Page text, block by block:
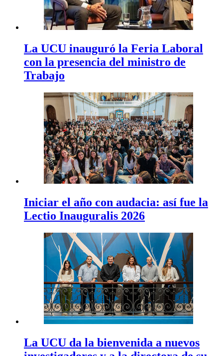
La UCU inauguró la Feria Laboral
con la presencia del ministro de
Trabajo
Iniciar el año con audacia: así fue la
Lectio Inauguralis 2026
La UCU da la bienvenida a nuevos